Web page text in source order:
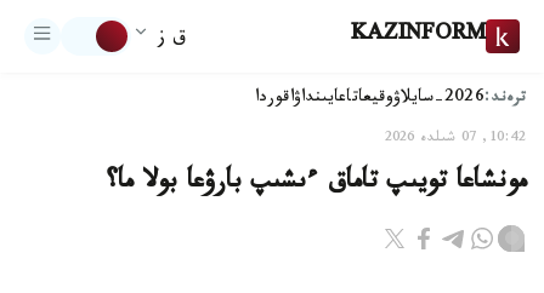
KAZINFORM ق ز
ترەند:2026-سايلاۋ وقيعاتاعايىنداۋاقوردا
10:42, 07 شىلدە 2026
مونشاعا تويىپ تاماق ءىشىپ بارۋعا بولا ما؟